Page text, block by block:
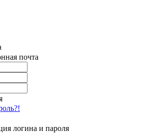
почта
логина и пароля